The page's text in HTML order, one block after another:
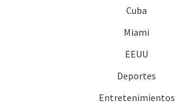
Cuba
Miami
EEUU
Deportes
Entretenimientos